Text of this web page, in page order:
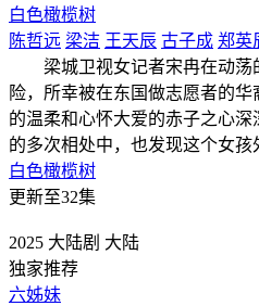
白色橄榄树
陈哲远 梁洁 王天辰 古子成 郑英
梁城卫视女记者宋冉在动荡
险，所幸被在东国做志愿者的
的温柔和心怀大爱的赤子之心
的多次相处中，也发现这个女孩
白色橄榄树
更新至32集
2025 大陆剧 大陆
独家推荐
六姊妹